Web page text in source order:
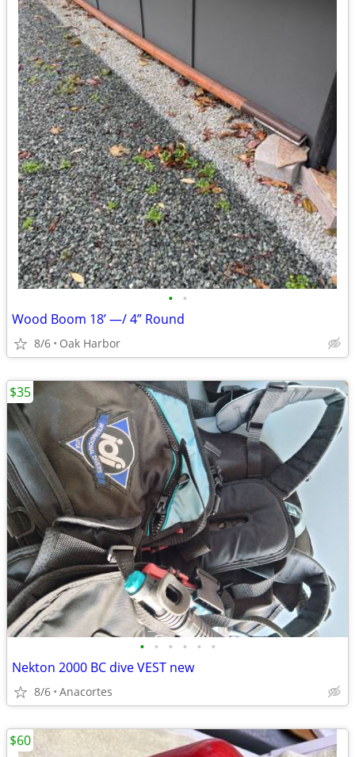
• •
Wood Boom 18’ —/ 4” Round
8/6 Oak Harbor
• • • • • •
Nekton 2000 BC dive VEST new
8/6 Anacortes
$35
$60